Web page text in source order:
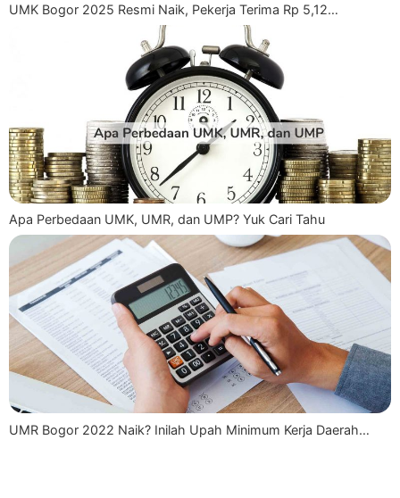
UMK Bogor 2025 Resmi Naik, Pekerja Terima Rp 5,12…
Apa Perbedaan UMK, UMR, dan UMP? Yuk Cari Tahu
UMR Bogor 2022 Naik? Inilah Upah Minimum Kerja Daerah…